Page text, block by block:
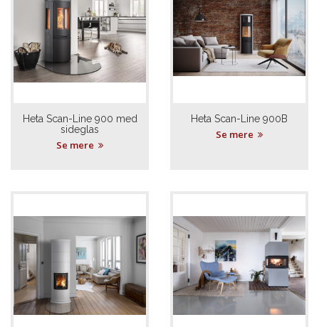
Heta Scan-Line 900 med
sideglas
Se mere
Heta Scan-Line 900B
Se mere